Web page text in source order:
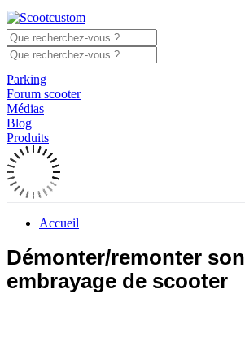
Parking
Forum scooter
Médias
Blog
Produits
Accueil
Démonter/remonter son
embrayage de scooter